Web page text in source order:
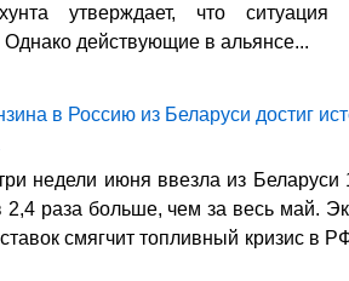
утверждает, что ситуация
Однако действующие в альянсе...
в Россию из Беларуси достиг
недели июня ввезла из Беларуси
2,4 раза больше, чем за весь май.
смягчит топливный кризис в